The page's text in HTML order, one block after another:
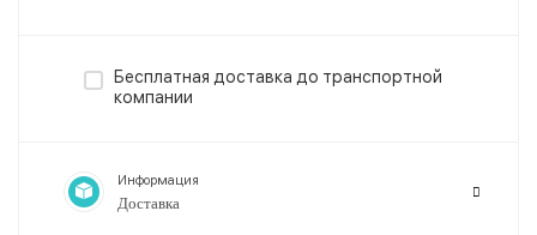
Бесплатная доставка до транспортной
компании
Информация
Доставка